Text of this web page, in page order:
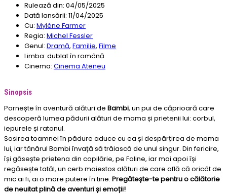
Rulează din: 04/05/2025
Dată lansării: 11/04/2025
Cu: Mylène Farmer
Regia: Michel Fessler
Genul: Dramă, Familie, Filme
Limba: dublat în română
Cinema: Cinema Ateneu
Sinopsis
Pornește în aventură alături de Bambi, un pui de căprioară care
descoperă lumea pădurii alături de mama și prietenii lui: corbul,
iepurele și ratonul.
Sosirea toamnei în pădure aduce cu ea și despărțirea de mama
lui, iar tânărul Bambi învață să trăiască de unul singur. Din fericire,
își găsește prietena din copilărie, pe Faline, iar mai apoi își
regăsește tatăl, un cerb maiestos alături de care află că oricât de
mic ai fi, ai o mare putere în tine. Pregătește-te pentru o călătorie
de neuitat plină de aventuri și emoții!